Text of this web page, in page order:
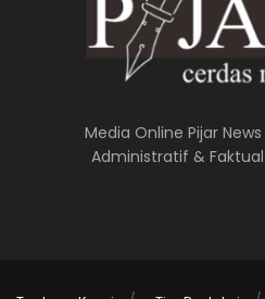
Media Online Pijar
Administratif &